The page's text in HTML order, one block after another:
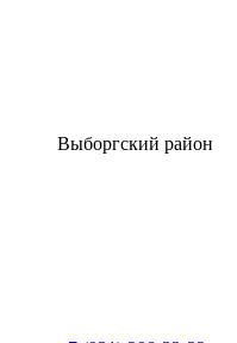
Выборгский район